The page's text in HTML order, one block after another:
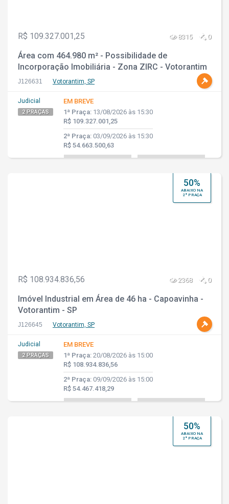
R$ 109.327.001,25 8315 0
Área com 464.980 m² - Possibilidade de
Incorporação Imobiliária - Zona ZIRC - Votorantim
- SP
J126631 Votorantim, SP
Judicial
2 PRAÇAS
EM BREVE
1ª Praça: 13/08/2026 às 15:30
R$ 109.327.001,25
2ª Praça: 03/09/2026 às 15:30
R$ 54.663.500,63
50%
ABAIXO NA
2ª PRAÇA
R$ 108.934.836,56 2368 0
Imóvel Industrial em Área de 46 ha - Capoavinha -
Votorantim - SP
J126645 Votorantim, SP
Judicial
2 PRAÇAS
EM BREVE
1ª Praça: 20/08/2026 às 15:00
R$ 108.934.836,56
2ª Praça: 09/09/2026 às 15:00
R$ 54.467.418,29
50%
ABAIXO NA
2ª PRAÇA